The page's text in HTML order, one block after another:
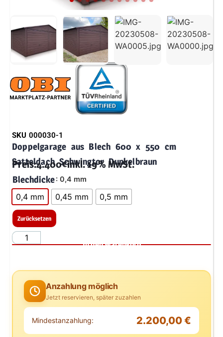
SKU 000030-1
Doppelgarage aus Blech 600 x 550 cm
Satteldach Schwingtor Dunkelbraun
Preis:4.400€inkl. 19 % MwSt.
Blechdicke: 0,4 mm
0,4 mm 0,45 mm 0,5 mm
Zurücksetzen
In den Warenkorb
Anzahlung möglich
Jetzt reservieren, später zuzahlen
Mindestanzahlung: 2.200,00 €